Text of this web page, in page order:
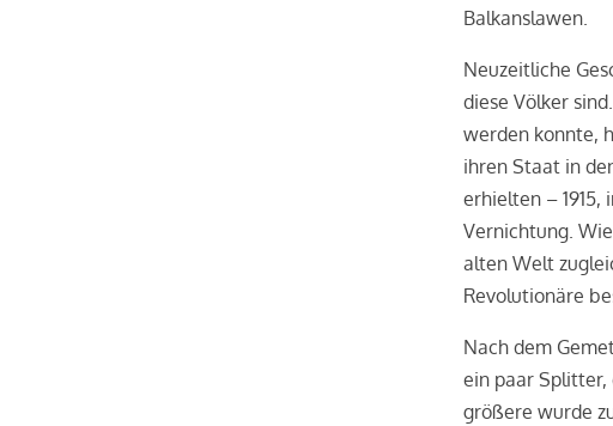
Balkanslawen.
Neuzeitliche
diese Völker
werden konnte,
ihren Staat in
erhielten – 1915,
Vernichtung.
alten Welt
Revolutionäre
Nach dem
ein paar Splitter,
größere wurde